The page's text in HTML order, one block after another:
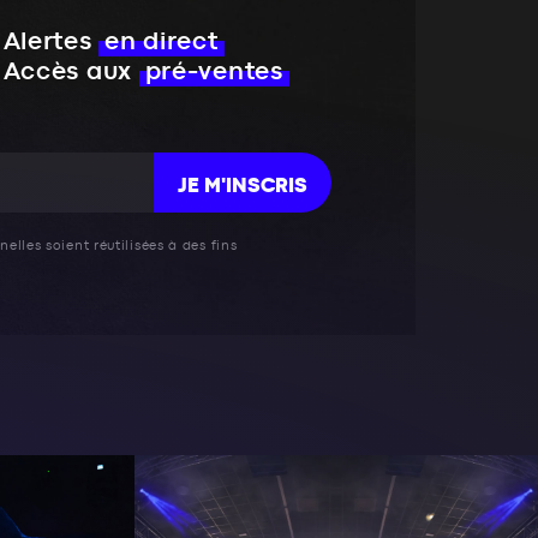
Alertes en direct
Accès aux pré-ventes
JE M'INSCRIS
soient réutilisées à des fins